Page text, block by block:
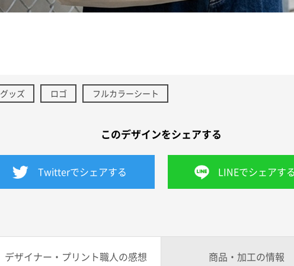
グッズ ロゴ フルカラーシート
このデザインをシェアする
Twitterでシェアする LINEでシェアす
デザイナー・プリント職人の感想 商品・加工の情報